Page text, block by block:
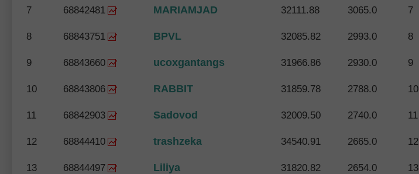
7 68842481 MARIAMJAD 32111.88 3065.0 7
8 68843751 BPVL 32085.82 2993.0 8
9 68843660 ucoxgantangs 31966.86 2930.0 9
10 68843806 RABBIT 31859.78 2788.0 10
11 68842903 Sadovod 32009.50 2740.0 11
12 68844410 trashzeka 34540.91 2665.0 12
13 68844497 Liliya 31820.82 2654.0 13